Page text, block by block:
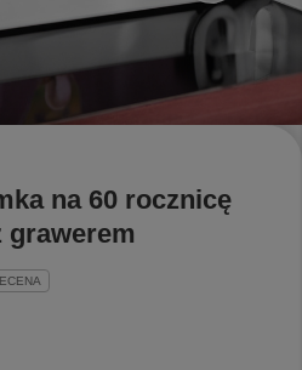
na 60 rocznicę
grawerem